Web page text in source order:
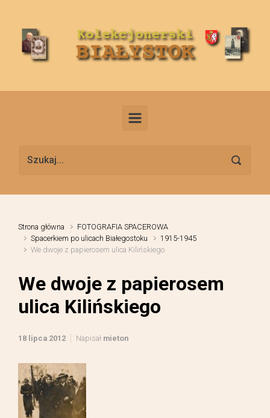
Strona główna
FOTOGRAFIA SPACEROWA
Spacerkiem po ulicach Białegostoku
1915-1945
We dwoje z papierosem ulica Kilińskiego
We dwoje z papierosem
ulica Kilińskiego
18 lipca 2012 Napisał mieton